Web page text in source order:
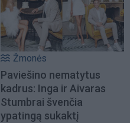
Žmonės
Paviešino nematytus
kadrus: Inga ir Aivaras
Stumbrai švenčia
ypatingą sukaktį